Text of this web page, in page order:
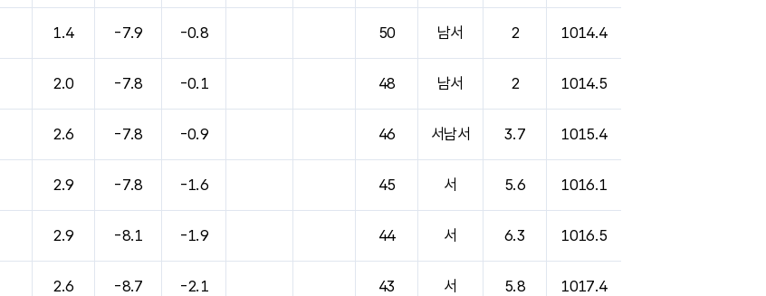
1.4 -7.9 -0.8 50 남서 2 1014.4
2.0 -7.8 -0.1 48 남서 2 1014.5
2.6 -7.8 -0.9 46 서남서 3.7 1015.4
2.9 -7.8 -1.6 45 서 5.6 1016.1
2.9 -8.1 -1.9 44 서 6.3 1016.5
2.6 -8.7 -2.1 43 서 5.8 1017.4